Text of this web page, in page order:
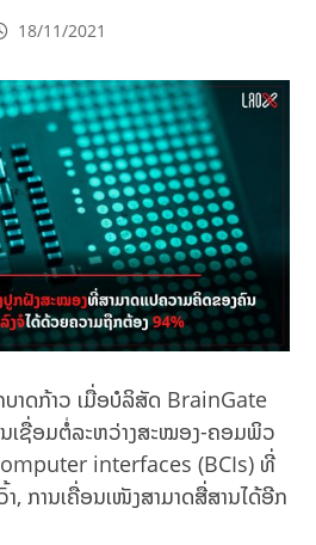
18/11/2021
ບາດກ້າວ ເມື່ອບໍລິສັດ BrainGate
ເຊື່ອມຕໍ່ລະຫວ່າງສະໝອງ-ຄອມພິວ
interfaces (BCIs) ທີ່
, ການເຄື່ອນເໜັງສາມາດສື່ສານໄດ້ອີກ